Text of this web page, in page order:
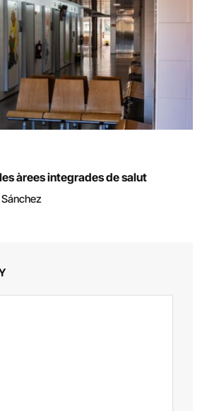
àrees integrades de salut